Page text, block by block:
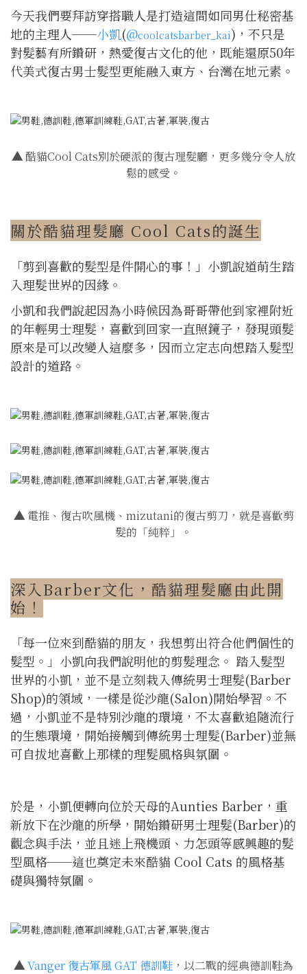
今天我們要拜訪穿搭職人是打造這間如同男仕秘密基
地的主理人──小凱(@coolcatsbarber_kai)，不只是
對髮藝有所鑽研，熱愛復古文化的他，既能還原50年
代美式復古男士髮型更能融入東方、台灣在地元素。
▲酷貓Cool Cats別於硬派的復古理髮廳，更多幾分令人放
鬆的感受。
關於酷貓理髮廳 Cool Cats的誕生
「剪到喜歡的髮型是件開心的事！」小凱說道萌生踏
入理髮世界的因緣。
小凱和我們說起因為小時候因為哥哥帶他到家裡附近
的年輕男士理髮，喜歡到回家一直照鏡子，發現頭髮
原來是可以改變人這麼多，因而立定志向想踏入髮型
設計的道路。
▲電推、復古吹風機、mizutani的復古剪刀，就是喜歡剪
髮的「純粹」。
深入Barber文化，酷貓理髮廳由此開
始！
「每一位來到酷貓的朋友，我想剪出符合他們個性的
髮型。」小凱向我們說明他的剪髮理念。 踏入髮型
世界的小凱，並不是立刻栽入傳統男士理髮(Barber
Shop)的領域，一樣是從沙龍(Salon)開始學習。不
過，小凱並不是特別沙龍的環境，不太喜歡追隨流行
的生態環境，開始接觸到傳統男士理髮(Barber)並無
可自拔地喜歡上那樣的理髮風格與氛圍。
於是，小凱便轉向位於天母的Aunties Barber，重
新放下在沙龍的所學，開始鑽研男士理髮(Barber)的
觀念與手法，並且迷上飛機頭、力怎頭等感興趣的髮
型風格──這也奠定未來酷貓 Cool Cats 的風格基
礎與獨特氛圍。
▲Vanger 復古軍風 GAT 德訓鞋 ，以二戰的經典德訓鞋為